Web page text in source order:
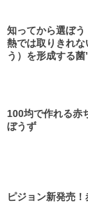
知ってから選ぼう
熱では取りきれな
う）を形成する菌
100均で作れる赤
ぼうず
ピジョン新発売